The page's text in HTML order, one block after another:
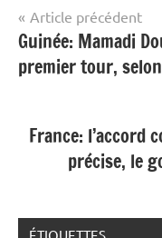
Navigation
de
l’article
Article précédent
Guinée: Mamadi
premier tour,
France: l’accord
précise, le